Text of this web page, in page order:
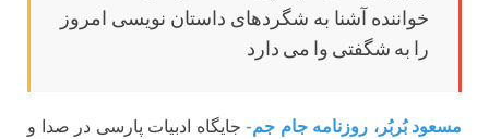
خواننده آشنا به شگردهای داستان نویسی امروز
را به شگفتی وا می دارد
مسعود بُربُر، روزنامه جام جم- جایگاه ادبیات پارسی در صدا و